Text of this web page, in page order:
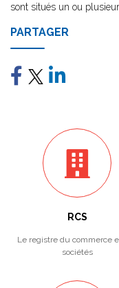
sont situés un ou
PARTAGER
RCS
Le registre du commerce
sociétés